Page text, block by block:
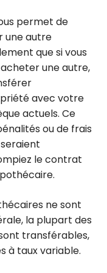
permet de
une autre
que si vous
une autre,
avec votre
actuels. Ce
ou de frais
le contrat
ne sont
la plupart des
transférables,
à taux variable.